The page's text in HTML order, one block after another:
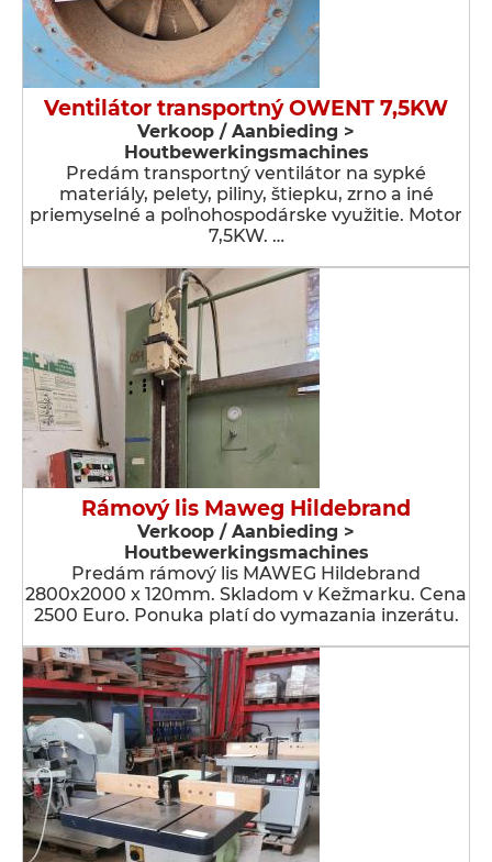
Ventilátor transportný OWENT 7,5KW
Verkoop / Aanbieding >
Houtbewerkingsmachines
Predám transportný ventilátor na sypké
materiály, pelety, piliny, štiepku, zrno a iné
priemyselné a poľnohospodárske využitie. Motor
7,5KW. …
Rámový lis Maweg Hildebrand
Verkoop / Aanbieding >
Houtbewerkingsmachines
Predám rámový lis MAWEG Hildebrand
2800x2000 x 120mm. Skladom v Kežmarku. Cena
2500 Euro. Ponuka platí do vymazania inzerátu.